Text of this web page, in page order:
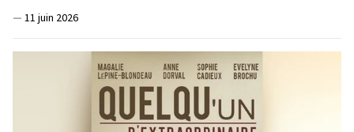
— 11 juin 2026